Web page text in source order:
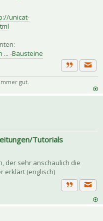
unicat-
-Bausteine
Zitat
gut.
Tutorials
der sehr anschaulich die
erklärt (englisch)
Zitat